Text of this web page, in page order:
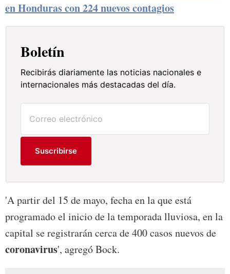
en Honduras con 224 nuevos contagios
Boletín
Recibirás diariamente las noticias nacionales e
internacionales más destacadas del día.
Suscribirse
'A partir del 15 de mayo, fecha en la que está
programado el inicio de la temporada lluviosa, en la
capital se registrarán cerca de 400 casos nuevos de
coronavirus', agregó Bock.